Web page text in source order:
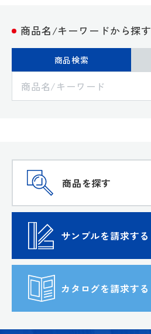
商品名/キーワードから探す
商品検索
商品を探す
サンプルを請求する
カタログを請求する